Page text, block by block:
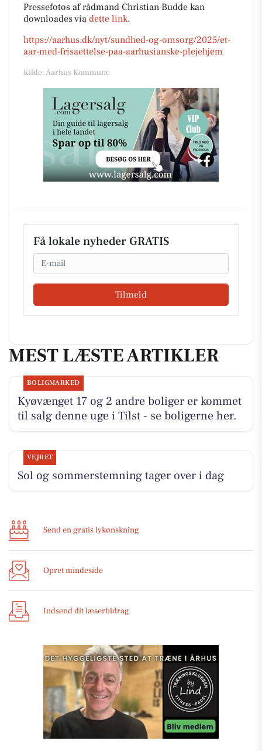
Pressefotos af rådmand Christian Budde kan
downloades via dette link.
https://aarhus.dk/nyt/sundhed-og-omsorg/2025/et-
aar-med-frisaettelse-paa-aarhusianske-plejehjem
Kilde: Aarhus Kommune
Få lokale nyheder GRATIS
Email
Tilmeld
MEST LÆSTE ARTIKLER
BOLIGMARKED
Kyøvænget 17 og 2 andre boliger er kommet
til salg denne uge i Tilst - se boligerne her.
VEJRET
Sol og sommerstemning tager over i dag
Send en gratis lykønskning
Opret mindeside
Indsend dit læserbidrag